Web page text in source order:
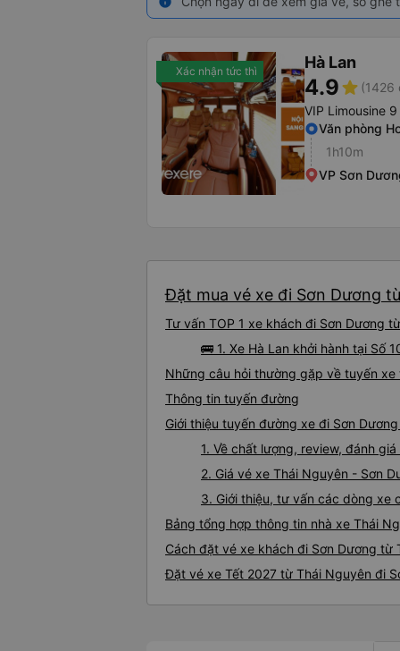
Xác nhận tức thì Hà Lan
4.9star (1426
VIP Limousine
Văn phòng
1h10m
VP Sơn
Đặt mua vé xe đi Sơn Dương
Tư vấn TOP 1 xe khách đi Sơn Dương
🚌 1. Xe Hà Lan khởi hành tại Số
Những câu hỏi thường gặp về tuyến
Thông tin tuyến đường
Giới thiệu tuyến đường xe đi Sơn
1. Về chất lượng, review, đánh
2. Giá vé xe Thái Nguyên - Sơn
3. Giới thiệu, tư vấn các dòng xe
Bảng tổng hợp thông tin nhà xe Thái
Cách đặt vé xe khách đi Sơn Dương từ
Đặt vé xe Tết 2027 từ Thái Nguyên đi